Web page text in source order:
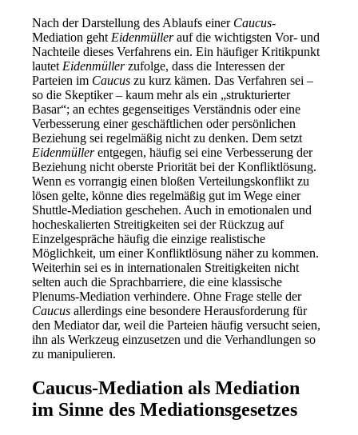
Nach der Darstellung des Ablaufs einer Caucus-
Mediation geht Eidenmüllerauf die wichtigsten Vor- und
Nachteile dieses Verfahrens ein. Ein häufiger Kritikpunkt
lautet Eidenmüllerzufolge, dass die Interessen der
Parteien im Caucuszu kurz kämen. Das Verfahren sei –
so die Skeptiker – kaum mehr als ein „strukturierter
Basar“; an echtes gegenseitiges Verständnis oder eine
Verbesserung einer geschäftlichen oder persönlichen
Beziehung sei regelmäßig nicht zu denken. Dem setzt
Eidenmüllerentgegen, häufig sei eine Verbesserung der
Beziehung nicht oberste Priorität bei der Konfliktlösung.
Wenn es vorrangig einen bloßen Verteilungskonflikt zu
lösen gelte, könne dies regelmäßig gut im Wege einer
Shuttle-Mediation geschehen. Auch in emotionalen und
hocheskalierten Streitigkeiten sei der Rückzug auf
Einzelgespräche häufig die einzige realistische
Möglichkeit, um einer Konfliktlösung näher zu kommen.
Weiterhin sei es in internationalen Streitigkeiten nicht
selten auch die Sprachbarriere, die eine klassische
Plenums-Mediation verhindere. Ohne Frage stelle der
Caucusallerdings eine besondere Herausforderung für
den Mediator dar, weil die Parteien häufig versucht seien,
ihn als Werkzeug einzusetzen und die Verhandlungen so
zu manipulieren.
Caucus-Mediation als Mediation
im Sinne des Mediationsgesetzes